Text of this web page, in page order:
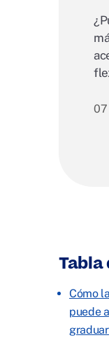
Tabla
Cómo
puede